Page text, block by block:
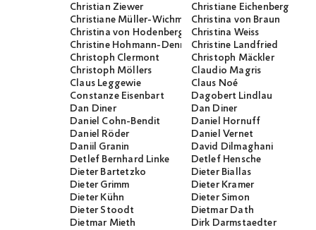
Christian Ziewer
Christiane Eichenberg
Christiane Müller-WichmannChristina von Braun
Christina von Hodenberg
Christina Weiss
Christine Hohmann-DennhardtChristine Landfried
Christoph Clermont
Christoph Mäckler
Christoph Möllers
Claudio Magris
Claus Leggewie
Claus Noé
Constanze Eisenbart
Dagobert Lindlau
Dan Diner
Dan Diner
Daniel Cohn-Bendit
Daniel Hornuff
Daniel Röder
Daniel Vernet
Daniil Granin
David Dilmaghani
Detlef Bernhard Linke
Detlef Hensche
Dieter Bartetzko
Dieter Biallas
Dieter Grimm
Dieter Kramer
Dieter Kühn
Dieter Simon
Dieter Stoodt
Dietmar Dath
Dietmar Mieth
Dirk Darmstaedter